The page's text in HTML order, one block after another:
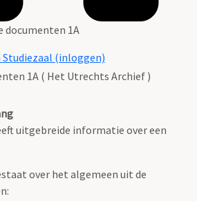
documenten 1A
Studiezaal (inloggen)
1A ( Het Utrechts Archief )
uitgebreide informatie over een
over het algemeen uit de